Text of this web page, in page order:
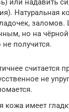
или надавить
Натуральная
заломов.
но на
не получится.
считается
не
кожа имеет